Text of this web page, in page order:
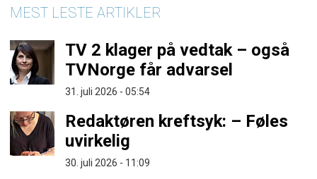
MEST LESTE ARTIKLER
TV 2 klager på vedtak – også
TVNorge får advarsel
31. juli 2026 - 05:54
Redaktøren kreftsyk: – Føles
uvirkelig
30. juli 2026 - 11:09